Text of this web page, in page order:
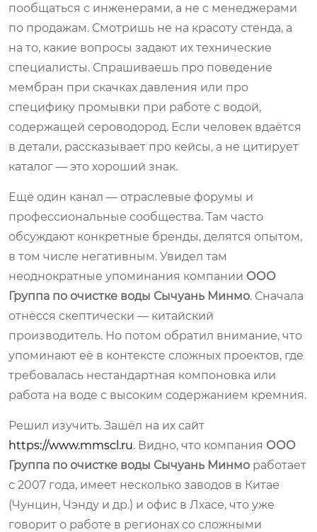
пообщаться с инженерами, а не с менеджерами
по продажам. Смотришь не на красоту стенда, а
на то, какие вопросы задают их технические
специалисты. Спрашиваешь про поведение
мембран при скачках давления или про
специфику промывки при работе с водой,
содержащей сероводород. Если человек вдаётся
в детали, рассказывает про кейсы, а не цитирует
каталог — это хороший знак.
Ещё один канал — отраслевые форумы и
профессиональные сообщества. Там часто
обсуждают конкретные бренды, делятся опытом,
в том числе негативным. Увидел там
неоднократные упоминания компании ООО
Группа по очистке воды Сычуань Минмо. Сначала
отнёсся скептически — китайский
производитель. Но потом обратил внимание, что
упоминают её в контексте сложных проектов, где
требовалась нестандартная компоновка или
работа на воде с высоким содержанием кремния.
Решил изучить. Зашёл на их сайт
https://www.mmscl.ru. Видно, что компания ООО
Группа по очистке воды Сычуань Минмо работает
с 2007 года, имеет несколько заводов в Китае
(Чунцин, Чэнду и др.) и офис в Лхасе, что уже
говорит о работе в регионах со сложными